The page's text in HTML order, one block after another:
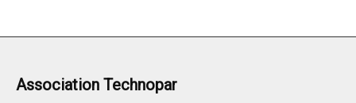
Association Technopar